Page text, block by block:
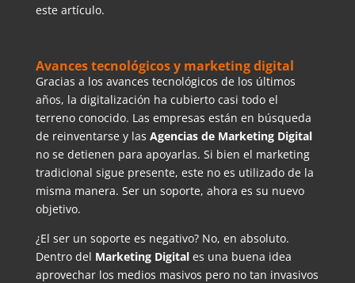
este artículo.
Avances tecnológicos y marketing digital
Gracias a los avances tecnológicos de los últimos
años, la digitalización ha cubierto casi todo el
terreno conocido. Las empresas están en búsqueda
de reinventarse y las Agencias de Marketing Digital
no se detienen para apoyarlas. Si bien el marketing
tradicional sigue presente, este no es utilizado de la
misma manera. Ser un soporte, ahora es su nuevo
objetivo.
¿El ser un soporte es negativo? No, en absoluto.
Dentro del Marketing Digitales una buena idea
aprovechar los medios masivos pero no tan invasivos